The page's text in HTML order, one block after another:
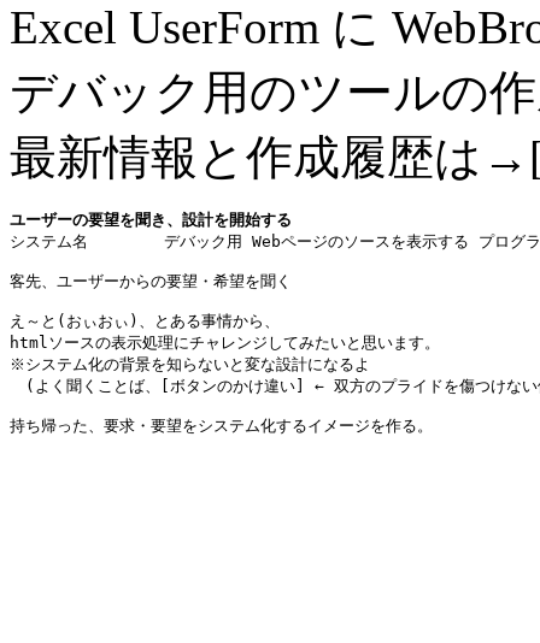
Excel UserForm に
デバック用のツールの
最新情報と作成履歴は
ユーザーの要望を聞き、設計を開始する
システム名	デバック用 Webページのソースを表示する プログラム
客先、ユーザーからの要望・希望を聞く
え～と(おぃおぃ)、とある事情から、
htmlソースの表示処理にチャレンジしてみたいと思います。
※システム化の背景を知らないと変な設計になるよ
(よく聞くことば、[ボタンのかけ違い] ← 双方のプライドを傷つけな
持ち帰った、要求・要望をシステム化するイメージを作る。